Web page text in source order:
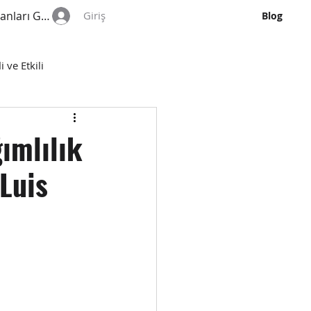
Blog
Giriş
Görüntüle
ve Etkili